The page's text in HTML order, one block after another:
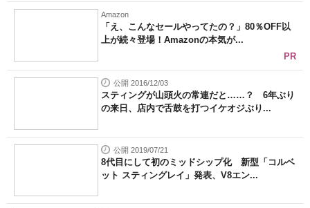
Amazon
「え、こんなセールやってたの？」80％OFF以
上が続々登場！Amazonの本気が...
PR
公開 2016/12/03
スティングが山頭火の常連だと……？ 6年ぶり
の来日、店内で舌鼓を打つイケオジぶり...
公開 2019/07/21
8代目にして初のミッドシップ化 新型「コルベ
ット スティングレイ」発表、V8エン...